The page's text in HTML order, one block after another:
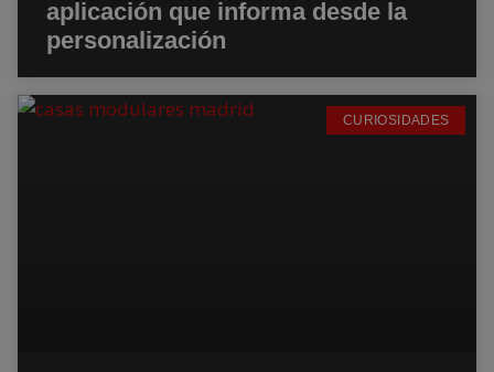
aplicación que informa desde la
personalización
CURIOSIDADES